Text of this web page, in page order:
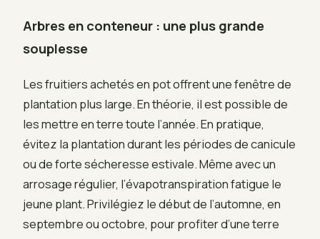
Arbres en conteneur : une plus grande
souplesse
Les fruitiers achetés en pot offrent une fenêtre de
plantation plus large. En théorie, il est possible de
les mettre en terre toute l’année. En pratique,
évitez la plantation durant les périodes de canicule
ou de forte sécheresse estivale. Même avec un
arrosage régulier, l’évapotranspiration fatigue le
jeune plant. Privilégiez le début de l’automne, en
septembre ou octobre, pour profiter d’une terre